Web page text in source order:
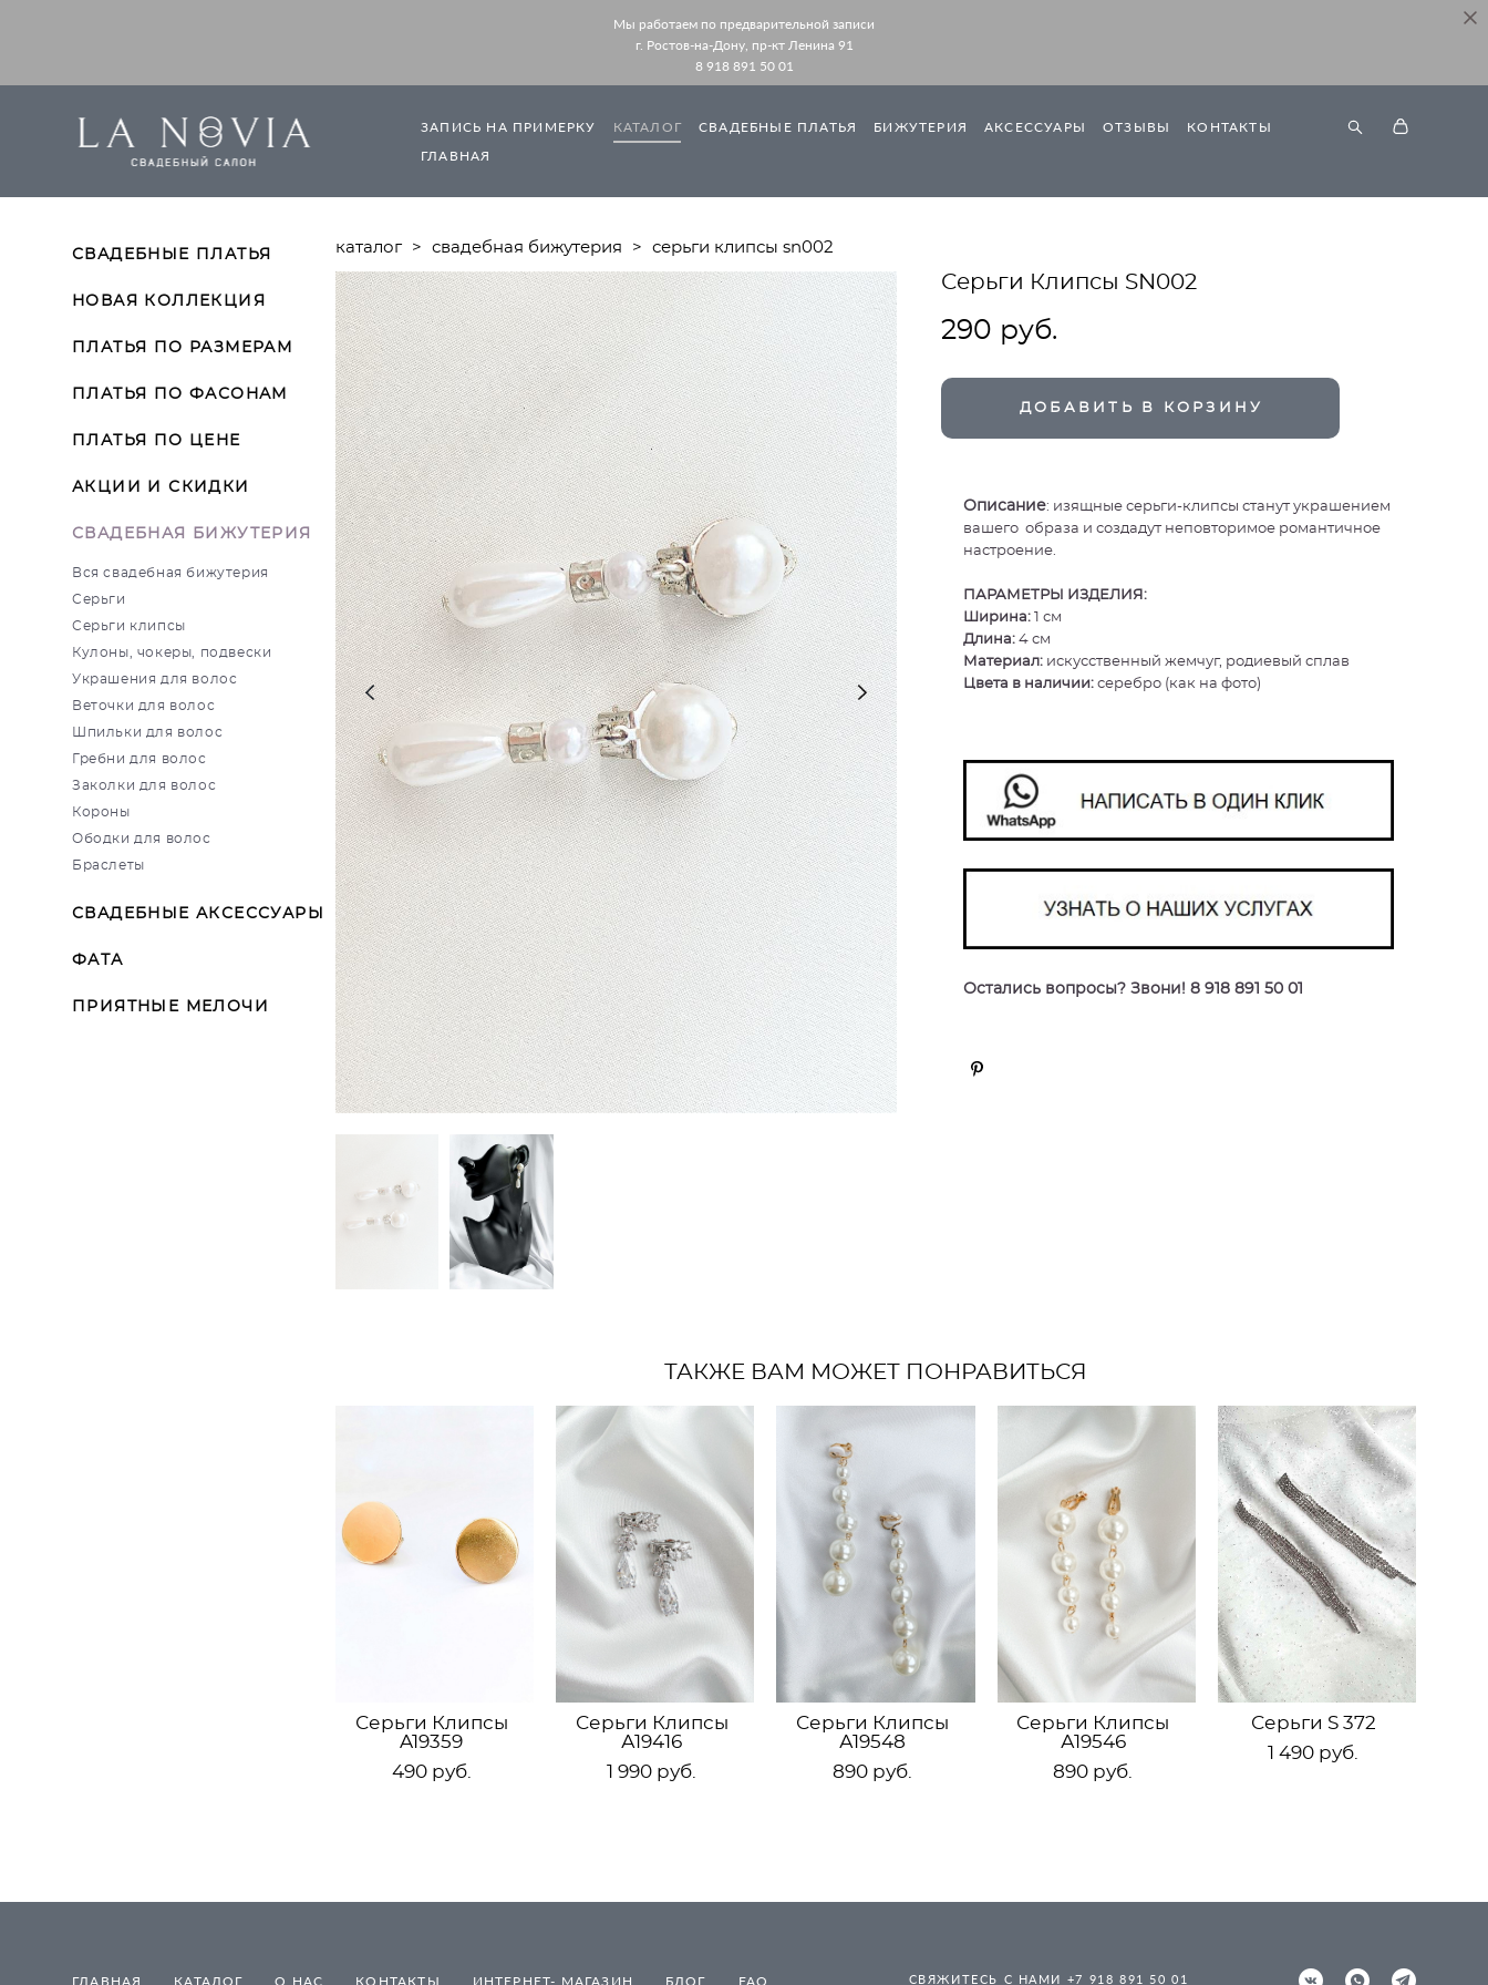
Мы работаем по предварительной записи
г. Ростов-на-Дону, пр-кт Ленина 91
8 918 891 50 01
ЗАПИСЬ НА ПРИМЕРКУ КАТАЛОГ СВАДЕБНЫЕ ПЛАТЬЯ БИЖУТЕРИЯ АКСЕССУАРЫ ОТЗЫВЫ
КОНТАКТЫ
ГЛАВНАЯ
СВАДЕБНЫЕ ПЛАТЬЯ
НОВАЯ КОЛЛЕКЦИЯ
ПЛАТЬЯ ПО РАЗМЕРАМ
ПЛАТЬЯ ПО ФАСОНАМ
ПЛАТЬЯ ПО ЦЕНЕ
АКЦИИ И СКИДКИ
СВАДЕБНАЯ БИЖУТЕРИЯ
Вся свадебная бижутерия
Серьги
Серьги клипсы
Кулоны, чокеры, подвески
Украшения для волос
Веточки для волос
Шпильки для волос
Гребни для волос
Заколки для волос
Короны
Ободки для волос
Браслеты
СВАДЕБНЫЕ АКСЕССУАРЫ
ФАТА
ПРИЯТНЫЕ МЕЛОЧИ
каталог > свадебная бижутерия > серьги клипсы sn002
Серьги Клипсы SN002
290 pуб.
ДОБАВИТЬ В КОРЗИНУ
Описание: изящные серьги-клипсы станут украшением
вашего образа и создадут неповторимое романтичное
настроение.
ПАРАМЕТРЫ ИЗДЕЛИЯ:
Ширина:1 см
Длина:4 см
Материал:искусственный жемчуг, родиевый сплав
Цвета в наличии:серебро (как на фото)
Остались вопросы? Звони! 8 918 891 50 01
ТАКЖЕ ВАМ МОЖЕТ ПОНРАВИТЬСЯ
Серьги Клипсы
A19359
490 pуб.
Серьги Клипсы
А19416
1 990 pуб.
Серьги Клипсы
А19548
890 pуб.
Серьги Клипсы
А19546
890 pуб.
Серьги S 372
1 490 pуб.
ГЛАВНАЯ КАТАЛОГ О НАС КОНТАКТЫ ИНТЕРНЕТ- МАГАЗИН БЛОГ FAQ СВЯЖИТЕСЬ С НАМИ +7 918 891 50 01